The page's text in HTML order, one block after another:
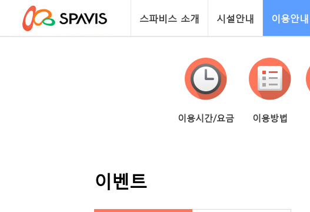
스파비스 소개 시설안내 이용안내
이용시간/요금 이용방법
이벤트